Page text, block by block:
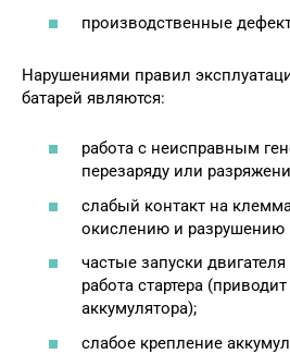
производственные
Нарушениями правил
батарей являются:
работа с неисправным
перезаряду или
слабый контакт на
окислению и разрушению
частые запуски
работа стартера
аккумулятора);
слабое крепление